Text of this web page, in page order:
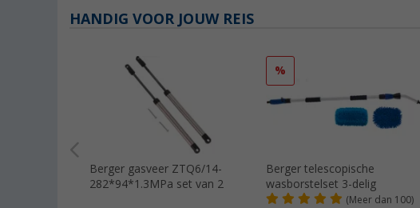
HANDIG VOOR JOUW REIS
Berger gasveer ZTQ6/14-
282*94*1.3MPa set van 2
%
Berger telescopische
wasborstelset 3-delig
(Meer dan 100)